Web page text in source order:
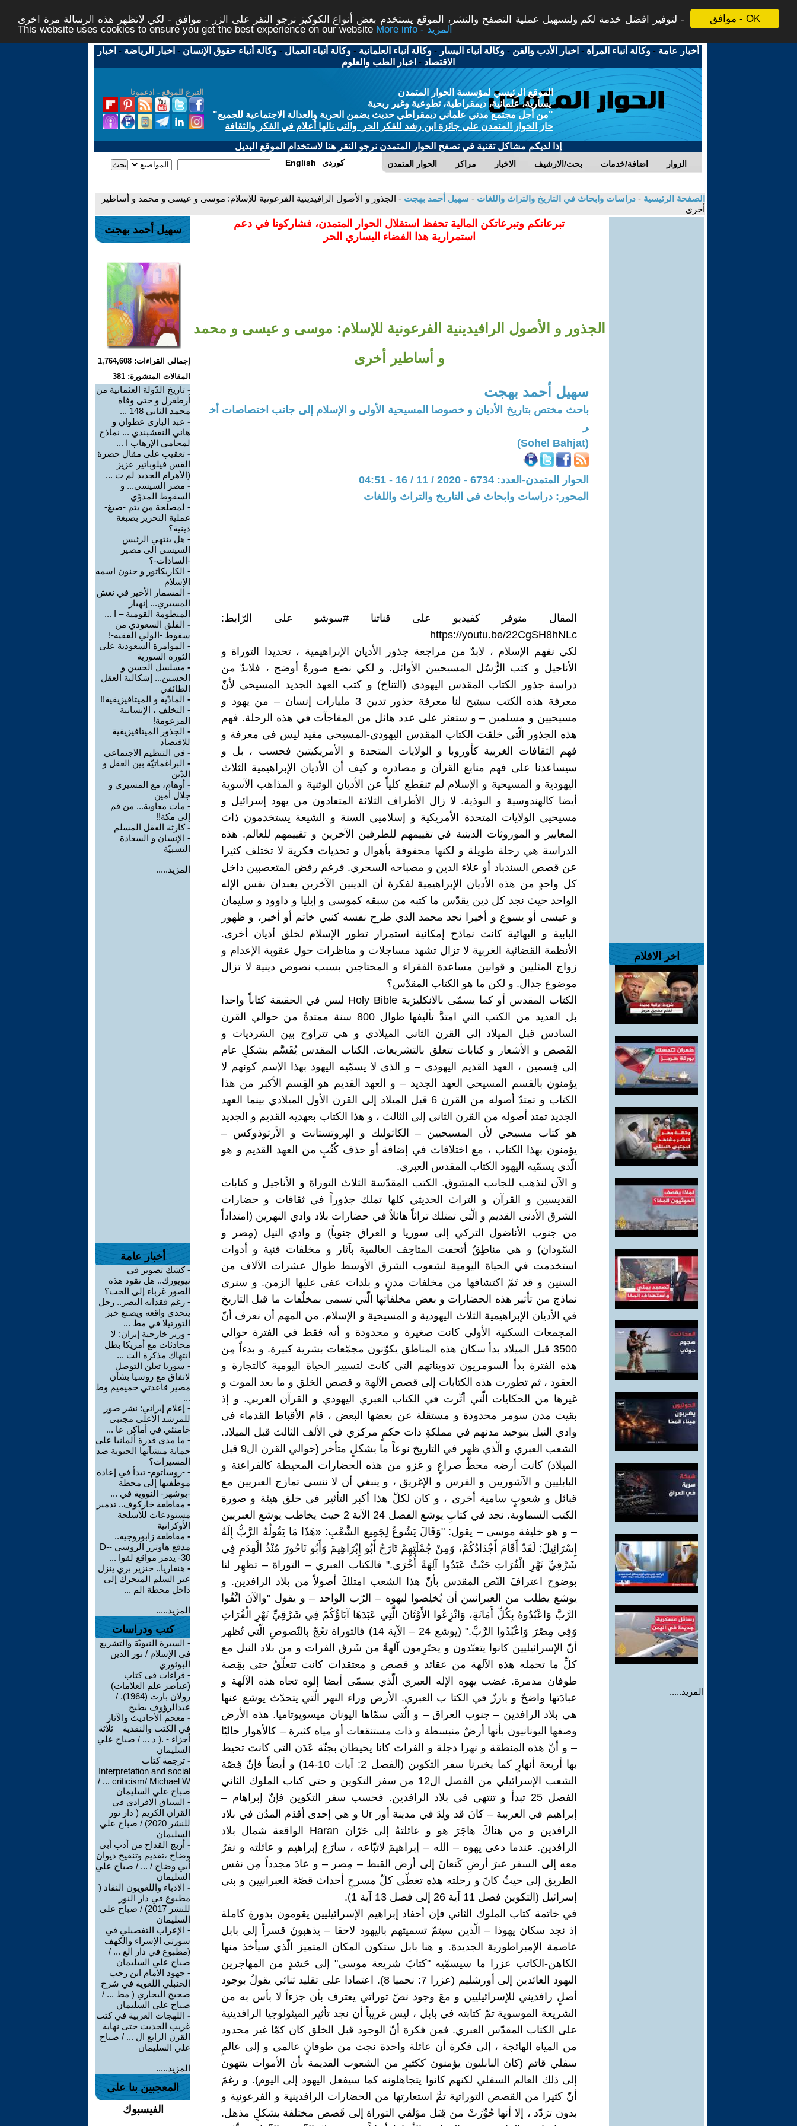
موافق - OK
لتوفير افضل خدمة لكم ولتسهيل عملية التصفح والنشر، الموقع يستخدم بعض أنواع الكوكيز نرجو النقر على الزر - موافق - لكي لاتظهر هذه الرسالة مرة اخرى -
This website uses cookies to ensure you get the best experience on our website
More info - المزيد
أخبار عامة -وكالة أنباء المرأة - اخبار الأدب والفن -وكالة أنباء اليسار -وكالة أنباء العلمانية -وكالة أنباء العمال -وكالة أنباء حقوق الإنسان - اخبار الرياضة - اخبار
الاقتصاد - اخبار الطب والعلوم
التبرع للموقع - ادعمونا
الموقع الرئيسي لمؤسسة الحوار المتمدن
يسارية، علمانية، ديمقراطية، تطوعية وغير ربحية
"من أجل مجتمع مدني علماني ديمقراطي حديث يضمن الحرية والعدالة الاجتماعية للجميع"
حاز الحوار المتمدن على جائزة ابن رشد للفكر الحر والتى نالها أعلام في الفكر والثقافة
إذا لديكم مشاكل تقنية في تصفح الحوار المتمدن نرجو النقر هنا لاستخدام الموقع البديل
الحوار المتمدن مراكز الاخبار بحث/الارشيف اضافة/خدمات الزوار English كوردي
الصفحة الرئيسية - دراسات وابحاث في التاريخ والتراث واللغات - سهيل أحمد بهجت - الجذور و الأصول الرافيدينية الفرعونية للإسلام: موسى و عيسى و محمد و أساطير
أخرى
اخر الافلام
المزيد.....
تبرعاتكم وتبرعاتكن المالية تحفظ استقلال الحوار المتمدن، فشاركونا في دعم
استمرارية هذا الفضاء اليساري الحر
الجذور و الأصول الرافيدينية الفرعونية للإسلام: موسى و عيسى و محمد
و أساطير أخرى
سهيل أحمد بهجت
باحث مختص بتاريخ الأديان و خصوصا المسيحية الأولى و الإسلام إلى جانب اختصاصات أخ
ر
(Sohel Bahjat)
الحوار المتمدن-العدد: 6734 - 2020 / 11 / 16 - 04:51
المحور: دراسات وابحاث في التاريخ والتراث واللغات
المقال متوفر كفيديو على قناتنا #سوشو على الرّابط:
https://youtu.be/22CgSH8hNLc
لكي نفهم الإسلام ، لابدّ من مراجعة جذور الأديان الإبراهيمية ، تحديدا التوراة و
الأناجيل و كتب الرُّسُل المسيحيين الأوائل. و لكي نضع صورةً أوضح ، فلابدّ من
دراسة جذور الكتاب المقدس اليهودي (التناخ) و كتب العهد الجديد المسيحي لأنّ
معرفة هذه الكتب سيتيح لنا معرفة جذور تدين 3 مليارات إنسان – من يهود و
مسيحيين و مسلمين – و ستعثر على عدد هائل من المفاجآت في هذه الرحلة. فهم
هذه الجذور الّتي خلقت الكتاب المقدس اليهودي-المسيحي مفيد ليس في معرفة و
فهم الثقافات الغربية كأوروبا و الولايات المتحدة و الأمريكيتين فحسب ، بل و
سيساعدنا على فهم منابع القرآن و مصادره و كيف أن الأديان الإبراهيمية الثلاث
اليهودية و المسيحية و الإسلام لم تنقطع كلياً عن الأديان الوثنية و المذاهب الآسوية
أيضا كالهندوسية و البوذية. لا زال الأطراف الثلاثة المتعادون من يهود إسرائيل و
مسيحيي الولايات المتحدة الأمريكية و إسلاميي السنة و الشيعة يستخدمون ذاتَ
المعايير و الموروثات الدينية في تقييمهم للطرفين الآخرين و تقييمهم للعالم. هذه
الدراسة هي رحلة طويلة و لكنها محفوفة بأهوال و تحديات فكرية لا تختلف كثيرا
عن قصص السندباد أو علاء الدين و مصباحه السحري. فرغم رفض المتعصبين داخل
كل واحدٍ من هذه الأديان الإبراهيمية لفكرة أن الدينين الآخرين يعبدان نفس الإله
الواحد حيث نجد كل دين يقدّس ما كتبه من سبقه كموسى و إيليا و داوود و سليمان
و عيسى أو يسوع و أخيرا نجد محمد الذي طرح نفسه كنبي خاتم أو أخير، و ظهور
البابية و البهائية كانت نماذج إمكانية استمرار تطور الإسلام لخلق أديان أخرى.
الأنظمة القضائية الغربية لا تزال تشهد مساجلات و مناظرات حول عقوبة الإعدام و
زواج المثليين و قوانين مساعدة الفقراء و المحتاجين بسبب نصوص دينية لا تزال
موضوع جدال. و لكن ما هو الكتاب المقدّس؟
الكتاب المقدس أو كما يسمّى بالانكليزية Holy Bible ليس في الحقيقة كتاباً واحدا
بل العديد من الكتب التي امتدَّ تأليفها طوال 800 سنة ممتدةً من حوالي القرن
السادس قبل الميلاد إلى القرن الثاني الميلادي و هي تتراوح بين السَرديات و
القَصص و الأشعار و كتابات تتعلق بالتشريعات. الكتاب المقدس يُقَسَّم بشكلٍ عام
إلى قِسمين ، العهد القديم اليهودي – و الذي لا يسمّيه اليهود بهذا الإسم كونهم لا
يؤمنون بالقسم المسيحي العهد الجديد – و العهد القديم هو القِسم الأكبر من هذا
الكتاب و تمتدّ أصوله من القرن 6 قبل الميلاد إلى القرن الأول الميلادي بينما العهد
الجديد تمتد أصوله من القرن الثاني إلى الثالث ، و هذا الكتاب بعهديه القديم و الجديد
هو كتاب مسيحي لأن المسيحيين – الكاثوليك و الپروتستانت و الأرثوذوكس –
يؤمنون بهذا الكتاب ، مع اختلافات في إضافة أو حذف كُتُبٍ من العهد القديم و هو
الّذي يسمّيه اليهود الكتاب المقدس العبري.
و الآن لنذهب للجانب المشوق. الكتب المقدّسة الثلاث التوراة و الأناجيل و كتابات
القديسين و القرآن و التراث الحديثي كلها تملك جذوراً في ثقافات و حضارات
الشرق الأدنى القديم و الّتي تمتلك تراثاً هائلاً في حضارات بلاد وادي النهرين (امتداداً
من جنوب الأناضول التركي إلى سوريا و العراق جنوباً) و وادي النيل (مِصر و
السّودان) و هي مناطِقُ أتحفت المتاحِف العالمية بآثار و مخلفات فنية و أدوات
استخدمت في الحياة اليومية لشعوب الشرق الأوسط طوال عشرات الآلاف من
السنين و قد تَمّ اكتشافها من مخلفات مدنٍ و بلدات عفى عليها الزمن. و سنرى
نماذج من تأثير هذه الحضارات و بعض مخلفاتها الّتي تسمى بمخلّفات ما قبل التاريخ
في الأديان الإبراهيمية الثلاث اليهودية و المسيحية و الإسلام. من المهم أن نعرف أنّ
المجمعات السكنية الأولى كانت صغيرة و محدودة و أنه فقط في الفترة حوالي
3500 قبل الميلاد بدأ سكان هذه المناطق يكوّنون مجمّعات بشرية كبيرة. و بدءاً مِن
هذه الفترة بدأ السومريون تدويناتهم التي كانت لتسيير الحياة اليومية كالتجارة و
العقود ، ثم تطورت هذه الكتابات إلى قصص الآلهة و قصص الخلق و ما بعد الموت و
غيرها من الحكايات الّتي أثّرت في الكتاب العبري اليهودي و القرآن العربي. و إذ
بقيت مدن سومر محدودة و مستقلة عن بعضها البعض ، قام الأقباط القدماء في
وادي النيل بتوحيد مدنهم في مملكةٍ ذات حكمٍ مركزي في الألف الثالث قبل الميلاد.
الشعب العبري و الّذي ظهر في التاريخ نوعاً ما بشكلٍ متأخر (حوالي القرن ال9 قبل
الميلاد) كانت أرضه محطّ صراعٍ و غزو من هذه الحضارات المحيطة كالفراعنة و
البابليين و الآشوريين و الفرس و الإغريق ، و ينبغي أن لا ننسى تمازج العبريين مع
قبائل و شعوبٍ سامية أخرى ، و كان لكلّ هذا أكبر التأثير في خلق هيئة و صورة
الكتب السماوية. نجد في كتابِ يوشع الفصل 24 الآية 2 حيث يخاطب يوشع العبريين
– و هو خليفة موسى – يقول: "وَقَالَ يَشُوعُ لِجَمِيعِ الشَّعْبِ: «هَذَا مَا يَقُولُهُ الرَّبُّ إِلَهُ
إِسْرَائِيلَ: لَقَدْ أَقَامَ أَجْدَادُكُمْ، وَمِنْ جُمْلَتِهِمْ تَارَحُ أَبُو إِبْرَاهِيمَ وَأَبُو نَاحُورَ مُنْذُ الْقِدَمِ فِي
شَرْقِيِّ نَهْرِ الْفُرَاتِ حَيْثُ عَبَدُوا آلِهَةً أُخْرَى." فالكتاب العبري – التوراة – تظهِر لنا
بوضوح اعترافَ النّص المقدس بأنّ هذا الشعب امتلكَ أصولاً من بلاد الرافدين. و
يوشع يطلب من العبرانيين أن يُخلِصوا ليهوه – الرّب الواحد – و يقول "والآنَ اتَّقُوا
الرَّبَّ وَاعْبُدُوهُ بِكُلِّ أَمَانَةٍ، وَانْزِعُوا الأَوْثَانَ الَّتِي عَبَدَهَا آبَاؤُكُمْ فِي شَرْقِيِّ نَهْرِ الْفُرَاتِ
وَفِي مِصْرَ وَاعْبُدُوا الرَّبَّ." (يوشع 24 – الآية 14) فالتوراة تعُجّ بالنّصوصِ الّتي تُظهر
أنّ الإسرائيليين كانوا يتعبّدون و يحتَرِمون آلهةً من شَرق الفرات و من بلاد النيل مع
كلِّ ما تحمله هذه الآلهة من عقائد و قصص و معتقدات كانت تتعلّقُ حتى بقِصة
طوفان مدمرة. غضب يهوه الإله العبري الّذي يسمّى أيضا إلوه تجاه هذه الآلهة و
عبادَتها واضحٌ و بارزٌ في الكتا ب العبري. الأرض وراء النهر الّتي يتحدّث يوشع عنها
هي بلاد الرافدين – جنوب العراق – و الّتي سمّاها اليونان ميسوپوتاميا. هذه الأرض
وصفها اليونانيون بأنها أرضٌ منبسطة و ذات مستنقعات أو مياه كثيرة – كالأهوار حاليّا
– و أنّ هذه المنطقة و نهرا دجلة و الفرات كانا يحيطان بجنّة عَدَن التي كانت تحيط
بها أربعة أنهارٍ كما يخبرنا سفر التكوين (الفصل 2: آيات 10-14) و أيضاً فإنّ قِصّة
الشعب الإسرائيلي من الفصل ال12 من سفر التكوين و حتى كتاب الملوك الثاني
الفصل 25 تبدأ و تنتهي في بلاد الرافدين. فحسب سفر التكوين فإنّ إبراهام –
إبراهيم في العربية – كانَ قد ولِدَ في مدينة أور Ur و هي إحدى أقدَم المدُن في بلاد
الرافدين و من هناكَ هاجَرَ هو و عائلتهُ إلى حَرّان Haran الواقعة شمال بلاد
الرافدين. عندما دعى يهوه – الله – إبراهيمَ لاتبّاعه ، سارَع إبراهيم و عائلته و نفرٌ
معه إلى السفر عبرَ أرضِ كَنعانَ إلى أرض القبط – مِصر – و عادَ مجدداً مِن نفس
الطريق إلى حيثُ كانَ و رحلته هذه تغطّي كلّ مسرحِ أحداث قصّة العبرانيين و بني
إسرائيل (التكوين فصل 11 آية 26 إلى فصل 13 آية 1).
في خاتمة كتاب الملوك الثاني فإن أحفاد إبراهيم الإسرائيليين يقومون بدورةٍ كاملة
إذ نجد سكان يهوذا – الّذين سيتمّ تسميتهم باليهود لاحقا – يذهبونَ قسراً إلى بابل
عاصمة الإمبراطورية الجديدة. و هنا بابل ستكون المكان المتميز الّذي سيأخذ منها
الكاهن-الكاتب عزرا ما سيسمّيه "كتابَ شريعة موسى" إلى حَشدٍ من المهاجرين
اليهود العائدين إلى أورشليم (عزرا 7: نحميا 8). اعتمادا على تقليد ثنائي يقولُ بوجود
أصلٍ رافديني للإسرائيليين و معَ وجود نصّ توراتي يعترف بأن جزءاً لا بأس به من
الشريعة الموسوية تمّ كتابته في بابل ، ليس غريباً أن نجد تأثير الميثولوجيا الرافدينية
على الكتاب المقدّس العبري. فمن فكرة أنّ الوجود قبل الخلق كان كمّا غير محدود
من المياه الهائجة ، إلى فكرة أن عائلة واحدة نجت من طوفانٍ عالمي و إلى عالمٍ
سفلي قاتم (كان البابليون يؤمنون ككثيرٍ من الشعوب القديمة بأن الأموات ينتهون
إلى ذلك العالم السفلي لكنهم كانوا يتجاهلونه كما سيفعل اليهود إلى اليوم). و رغمَ
أنّ كثيرا من القصص التوراتية تمَّ استعارتها من الحضارات الرافدينية و الفرعونية و
بدون ترَدّد ، إلا أنها حُوِّرَتْ من قِبَل مؤلفي التوراة إلى قَصص مختلفة بشكلٍ مذهل.
سهيل أحمد بهجت
إجمالي القراءات: 1,764,608
المقالات المنشورة: 381
- تاريخ الدّولة العثمانية من
أرطغرل و حتى وفاة
محمد الثاني 148 ...
- عبد الباري عطوان و
هاني النقشبندي ... نماذج
لمحامي الإرهاب ا ...
- تعقيب على مقال حضرة
القس فيلوباتير عزيز
(الأهرام الجديد لم ت ...
- مصر السيسي... و
السقوط المدوّي
- لمصلحة من يتم -صبغ-
عملية التحرير بصبغة
دينية؟
- هل ينتهي الرئيس
السيسي الى مصير
-السادات-؟
- الكاريكاتور و جنون اسمه
الإسلام
- المسمار الأخير في نعش
المسيري... إنهيار
المنظومة القومية – ا ...
- القلق السعودي من
سقوط -الولي الفقيه-!
- المؤامرة السعودية على
الثورة السورية
- مسلسل الحسن و
الحسين... إشكالية العقل
الطائفي
- المادّية و الميتافيزيقية!!
- التخلف ، الإنسانية
المزعومة!
- الجذور الميتافيزيقية
للاقتصاد
- في التنظيم الاجتماعي
- البراغماتيّة بين العقل و
الدّين
- أوهام، مع المسيري و
جلال أمين
- مات معاوية... من قم
إلى مكة!!
-كارثة العقل المسلم
- الإنسان و السعادة
النسبيّة
المزيد.....
أخبار عامة
-كشك تصوير في
نيويورك.. هل تقود هذه
الصور غرباء إلى الحب؟
- رغم فقدانه البصر.. رجل
يتحدى واقعه ويصنع خبز
التورتيلا في مط ...
- وزير خارجية إيران: لا
محادثات مع أمريكا بظل
انتهاك مذكرة الت ...
- سوريا تعلن التوصل
لاتفاق مع روسيا بشأن
مصير قاعدتي حميميم وط
...
- إعلام إيراني: نشر صور
للمرشد الأعلى مجتبى
خامنئي في أماكن عا ...
- ما مدى قدرة ألمانيا على
حماية منشآتها الحيوية ضد
المسيرات؟
- -روساتوم- تبدأ في إعادة
موظفيها إلى محطة
-بوشهر- النووية في ...
- مقاطعة خاركوف.. تدمير
مستودعات للأسلحة
الأوكرانية
- مقاطعة زابوروجيه..
مدفع هاوتزر الروسي -D-
30- يدمر مواقع لقوا ...
- هنغاريا.. خنزير بري ينزل
عبر السلم المتحرك إلى
داخل محطة الم ...
المزيد.....
كتب ودراسات
- السيرة النبويّة والتشريع
في الإسلام / نور الدين
البوثوري
- قراءات فى كتاب
(عناصر علم العلامات)
رولان بارت (1964). /
عبدالرؤوف بطيخ
- معجم الأحاديث والآثار
في الكتب والنقدية – ثلاثة
أجزاء - .( د ... / صباح علي
السليمان
- ترجمة كتاب
Interpretation and social
criticism/ Michael W ... /
صباح علي السليمان
- السياق الافرادي في
القران الكريم ( دار نور
للنشر 2020) / صباح علي
السليمان
- أريج القداح من أدب أبي
وضاح ،تقديم وتنقيح ديوان
أبي وضاح / ... / صباح علي
السليمان
- الادباء واللغويون النقاد (
مطبوع في دار النور
للنشر 2017) / صباح علي
السليمان
- الإعراب التفصيلي في
سورتي الإسراء والكهف
(مطبوع في دار الغ ... /
صباح علي السليمان
- جهود الامام ابن رجب
الحنبلي اللغوية في شرح
صحيح البخاري ( مط ... /
صباح علي السليمان
- اللهجات العربية في كتب
غريب الحديث حتى نهاية
القرن الرابع ال ... / صباح
علي السليمان
المزيد.....
المعجبين بنا على
الفيسبوك